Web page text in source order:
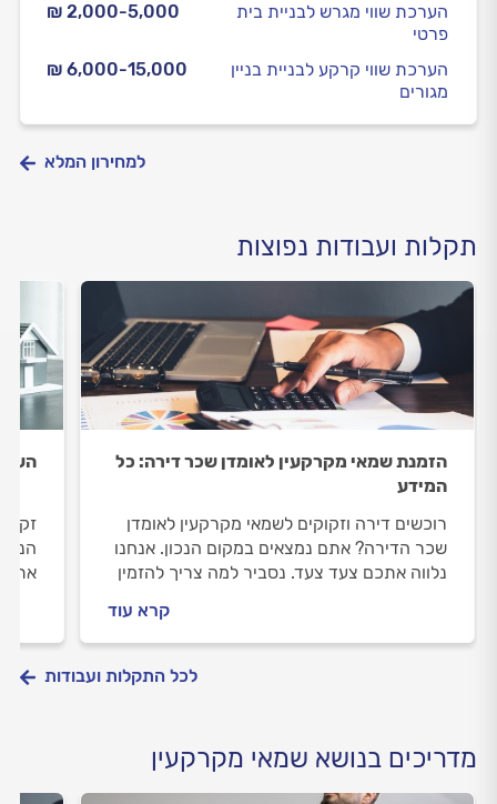
₪ 2,000-5,000
הערכת שווי מגרש לבניית בית
פרטי
₪ 6,000-15,000
הערכת שווי קרקע לבניית בניין
מגורים
למחירון המלא
תקלות ועבודות נפוצות
הזמנת שמאי מקרקעין לאומדן שכר דירה: כל
המידע
רוכשים דירה וזקוקים לשמאי מקרקעין לאומדן
שכר הדירה? אתם נמצאים במקום הנכון. אנחנו
נלווה אתכם צעד צעד. נסביר למה צריך להזמין
קרא עוד
לכל התקלות ועבודות
מדריכים בנושא שמאי מקרקעין